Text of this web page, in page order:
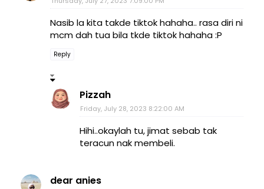
Nasib la kita takde tiktok hahaha.. rasa diri ni
mcm dah tua bila tkde tiktok hahaha :P
Reply
Pizzah
Friday, July 28, 2023 8:22:00 AM
Hihi..okaylah tu, jimat sebab tak
teracun nak membeli.
dear anies